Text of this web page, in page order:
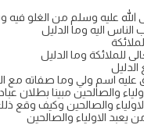
الله عليه وسلم من الغلو فيه
اليه وما الدليل
للملائكة وما الدليل
الدليل
اسم ولي وما صفاته مع
والصالحين مبينا بطلان
والصالحين وكيف وقع
يعبد الاولياء والصالحين